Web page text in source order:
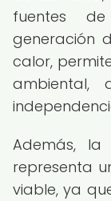
fuentes
generación
calor,
ambiental,
Además, la
representa
viable, ya